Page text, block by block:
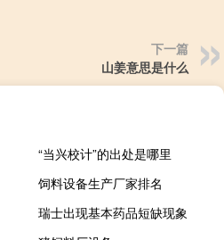
下一篇
山姜意思是什么
“当兴校计”的出处是哪里
饲料设备生产厂家排名
瑞士出现基本药品短缺现象